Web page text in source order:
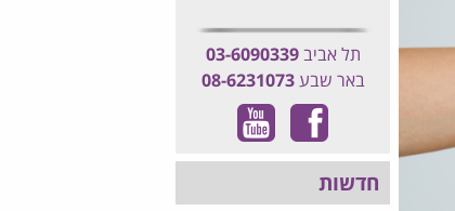
תל אביב03-6090339
באר שבע08-6231073
חדשות